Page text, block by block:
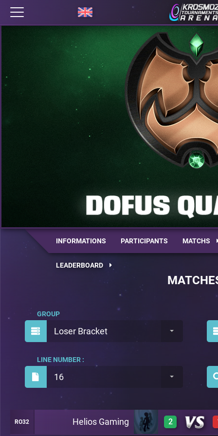
INFORMATIONS PARTICIPANTS MATCHS
LEADERBOARD
Loser Bracket
GROUP
16
LINE NUMBER :
RO32 Helios Gaming 2